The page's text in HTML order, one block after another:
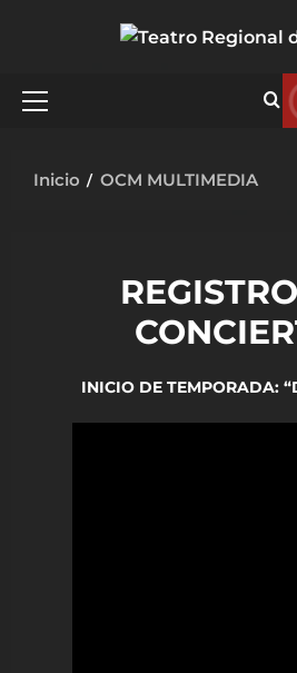
Menú
Inicio OCM MULTIMEDIA
INICIO DE TEMPORADA: